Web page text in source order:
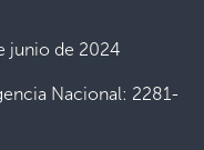
junio de 2024
Nacional: 2281-